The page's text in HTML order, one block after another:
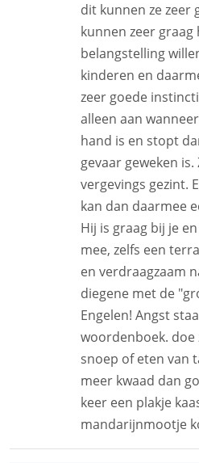
dit kunnen ze zeer
kunnen zeer
belangstelling
kinderen en
zeer goede
alleen aan
hand is en stopt
gevaar geweken
vergevings gezint.
kan dan daarmee
Hij is graag bij je
mee, zelfs een
en verdraagzaam
diegene met de
Engelen! Angst
woordenboek. doe
snoep of eten van
meer kwaad dan
keer een plakje
mandarijnmootje